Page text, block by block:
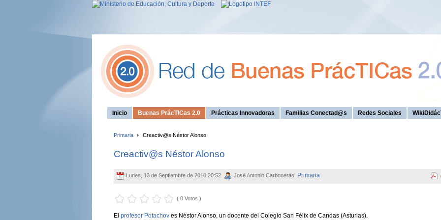
Inicio Buenas PrácTICas 2.0 Prácticas Innovadoras Familias Conectad@s Redes Sociales
Primaria Creactiv@s Néstor Alonso
Creactiv@s Néstor Alonso
Lunes, 13 de Septiembre de 2010 20:52 José Antonio Carboneras Primaria
( 0 Votos )
El profesor Potachov es Néstor Alonso, un docente del Colegio San Félix de Candas (Asturias).